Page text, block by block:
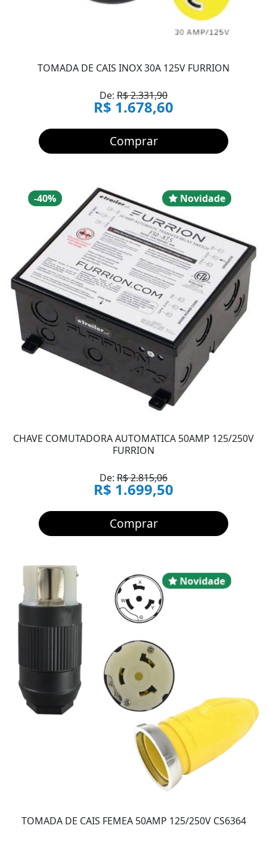
TOMADA DE CAIS INOX 30A 125V FURRION
De: R$ 2.331,90
R$ 1.678,60
Comprar
-40%Desconto Novidade
CHAVE COMUTADORA AUTOMATICA 50AMP 125/250V
FURRION
De: R$ 2.815,06
R$ 1.699,50
Comprar
Novidade
TOMADA DE CAIS FEMEA 50AMP 125/250V CS6364